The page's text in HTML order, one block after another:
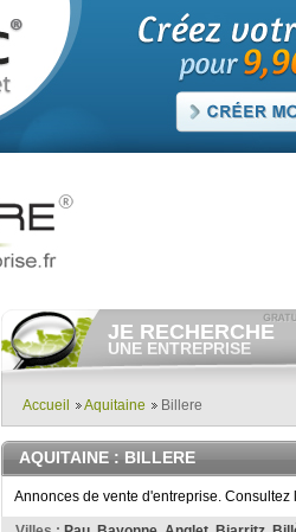
JE RECHERCHE
UNE ENTREPRISE
Consulter gratuitementles
vendre.
Et/ou déposer
votre recherche d'entreprise.
RECHERCHER UNE
ANNONCE
Accueil Aquitaine Billere
AQUITAINE: BILLERE
Annonces de vente d'entreprise.